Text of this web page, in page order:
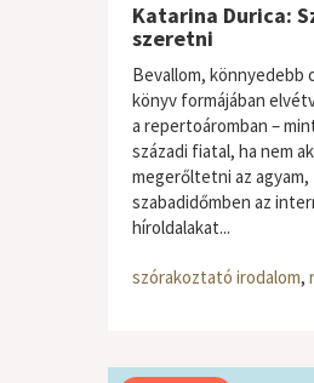
Katarina Durica:
szeretni
Bevallom, könnyedebb
könyv formájában
a repertoáromban –
századi fiatal, ha nem
megerőltetni az agyam,
szabadidőmben az
híroldalakat...
szórakoztató irodalom,